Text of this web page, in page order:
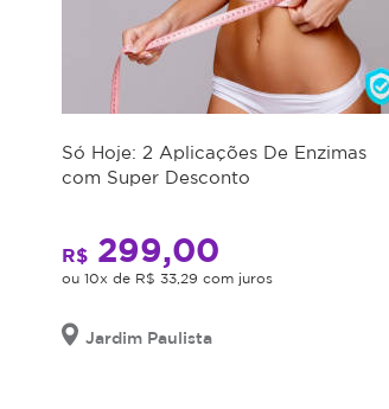
Só Hoje: 2 Aplicações De Enzimas
com Super Desconto
R$ 299,00
ou 10x de R$ 33,29 com juros
Jardim Paulista